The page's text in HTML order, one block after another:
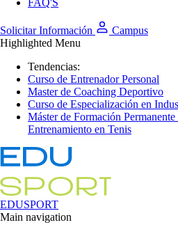
FAQ'S
Solicitar Información
Campus
Highlighted Menu
Tendencias:
Curso de Entrenador Personal
Master de Coaching Deportivo
Curso de Especialización en
Máster de Formación
Entrenamiento en Tenis
EDUSPORT
Main navigation